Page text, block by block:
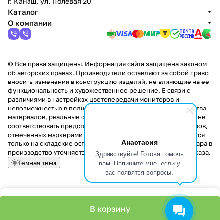
Анастасия
Здравствуйте! Готова помочь
вам. Напишите мне, если у
вас появятся вопросы.
В корзину
Каталог
О компании
© Все права защищены. Информация сайта защищена законом
об авторских правах. Производители оставляют за собой право
вносить изменения в конструкцию изделий, не влияющие на ее
функциональность и художественное решение. В связи с
различиями в настройках цветопередачи мониторов и
невозможностью в полной мере передать некоторые свойства
материалов, реальные оттенки и текстуры продукции могут не
соответствовать представленным на сайте. Стоимость товаров,
отмеченных маркерами "Скидка!" и "Акция!" распространяется
только на складские остатки. Стоимость заказа данного товара в
производство уточняется у менеджера при оформлении заказа.
Темная тема